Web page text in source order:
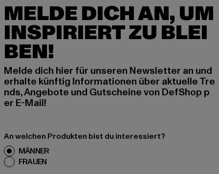
MELDE DICH AN, UM
INSPIRIERT ZU BLEI
BEN!
Melde dich hier für unseren Newsletter an und
erhalte künftig Informationen über aktuelle Tre
nds, Angebote und Gutscheine von DefShop p
er E-Mail!
An welchen Produkten bist du interessiert?
MÄNNER
FRAUEN